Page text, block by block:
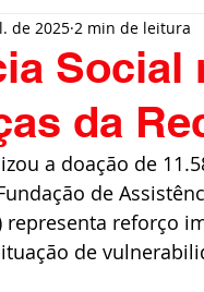
Segurança
Meio ambiente
Social
da
de 2025 2 min de leitura
a doação de
de
representa reforço
de